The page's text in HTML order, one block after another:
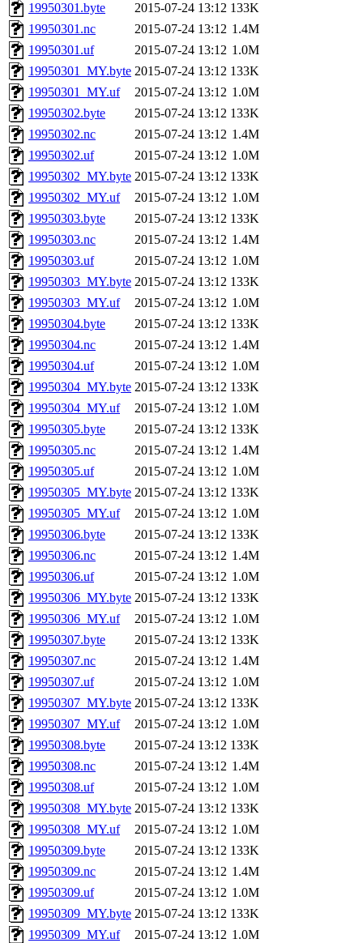
19950301.byte
2015-07-24 13:12 133K
19950301.nc
2015-07-24 13:12 1.4M
19950301.uf
2015-07-24 13:12 1.0M
19950301_MY.byte 2015-07-24 13:12 133K
19950301_MY.uf
2015-07-24 13:12 1.0M
19950302.byte
2015-07-24 13:12 133K
19950302.nc
2015-07-24 13:12 1.4M
19950302.uf
2015-07-24 13:12 1.0M
19950302_MY.byte 2015-07-24 13:12 133K
19950302_MY.uf
2015-07-24 13:12 1.0M
19950303.byte
2015-07-24 13:12 133K
19950303.nc
2015-07-24 13:12 1.4M
19950303.uf
2015-07-24 13:12 1.0M
19950303_MY.byte 2015-07-24 13:12 133K
19950303_MY.uf
2015-07-24 13:12 1.0M
19950304.byte
2015-07-24 13:12 133K
19950304.nc
2015-07-24 13:12 1.4M
19950304.uf
2015-07-24 13:12 1.0M
19950304_MY.byte 2015-07-24 13:12 133K
19950304_MY.uf
2015-07-24 13:12 1.0M
19950305.byte
2015-07-24 13:12 133K
19950305.nc
2015-07-24 13:12 1.4M
19950305.uf
2015-07-24 13:12 1.0M
19950305_MY.byte 2015-07-24 13:12 133K
19950305_MY.uf
2015-07-24 13:12 1.0M
19950306.byte
2015-07-24 13:12 133K
19950306.nc
2015-07-24 13:12 1.4M
19950306.uf
2015-07-24 13:12 1.0M
19950306_MY.byte 2015-07-24 13:12 133K
19950306_MY.uf
2015-07-24 13:12 1.0M
19950307.byte
2015-07-24 13:12 133K
19950307.nc
2015-07-24 13:12 1.4M
19950307.uf
2015-07-24 13:12 1.0M
19950307_MY.byte 2015-07-24 13:12 133K
19950307_MY.uf
2015-07-24 13:12 1.0M
19950308.byte
2015-07-24 13:12 133K
19950308.nc
2015-07-24 13:12 1.4M
19950308.uf
2015-07-24 13:12 1.0M
19950308_MY.byte 2015-07-24 13:12 133K
19950308_MY.uf
2015-07-24 13:12 1.0M
19950309.byte
2015-07-24 13:12 133K
19950309.nc
2015-07-24 13:12 1.4M
19950309.uf
2015-07-24 13:12 1.0M
19950309_MY.byte 2015-07-24 13:12 133K
19950309_MY.uf
2015-07-24 13:12 1.0M